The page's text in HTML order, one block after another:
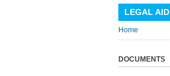
LEGAL AID
Home
DOCUMENTS